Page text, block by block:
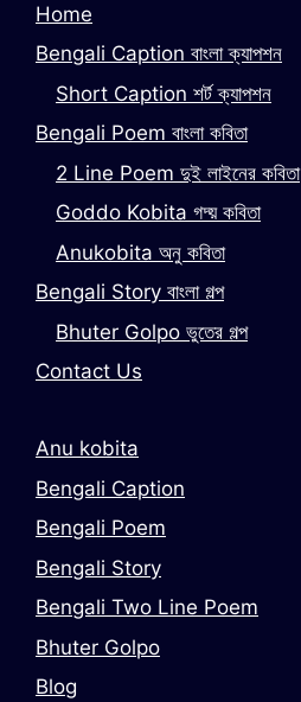
Home
Bengali Caption বাংলা ক্যাপশন
Short Caption শর্ট ক্যাপশন
Bengali Poem বাংলা কবিতা
2 Line Poem দুই লাইনের কবিতা
Goddo Kobita গদ্য় কবিতা
Anukobita অনু কবিতা
Bengali Story বাংলা গল্প
Bhuter Golpo ভুতের গল্প
Contact Us
Anu kobita
Bengali Caption
Bengali Poem
Bengali Story
Bengali Two Line Poem
Bhuter Golpo
Blog